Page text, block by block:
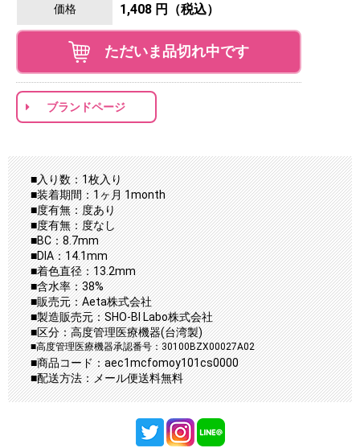
価格 1,408 円（税込）
ただいま品切れ中です
ブランドページ
■入り数：1枚入り
■装着期間：1ヶ月 1month
■度有無：度あり
■度有無：度なし
■BC：8.7mm
■DIA：14.1mm
■着色直径：13.2mm
■含水率：38%
■販売元：Aeta株式会社
■製造販売元：SHO-BI Labo株式会社
■区分：高度管理医療機器(台湾製)
■高度管理医療機器承認番号：30100BZX00027A02
■商品コード：aec1mcfomoy101cs0000
■配送方法：メール便送料無料